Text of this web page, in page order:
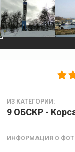
ИЗ КАТЕГОРИИ:
9 ОБСКР -
ИНФОРМАЦИЯ О